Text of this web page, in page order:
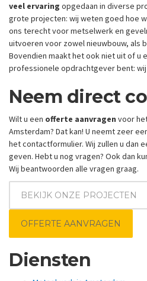
veel ervaring opgedaan in diverse
grote projecten: wij weten goed hoe
ons terecht voor metselwerk en
uitvoeren voor zowel nieuwbouw, als
Bovendien maakt het ook niet uit of u
professionele opdrachtgever bent: wij
Neem direct
Wilt u een offerte aanvragen voor
Amsterdam? Dat kan! U neemt zeer
het contactformulier. Wij zullen u dan
geven. Hebt u nog vragen? Ook dan
Wij beantwoorden alle vragen graag.
BEKIJK ONZE PROJECTEN
OFFERTE AANVRAGEN
Diensten